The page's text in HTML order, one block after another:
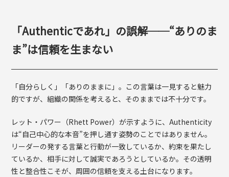
「Authenticであれ」の誤解──“ありのま
ま”は信頼を生まない
「自分らしく」「ありのままに」。この言葉は一見すると魅力
的ですが、組織の関係を考えると、そのままでは不十分です。
レット・パワー（Rhett Power）が示すように、Authenticity
は“自己中心的な本音”を押し通す姿勢のことではありません。
リーダーの発する言葉と行動が一致しているか、約束を果たし
ているか、相手に対して誠実であろうとしているか。その透明
性と整合性こそが、周囲の信頼を支える土台になります。